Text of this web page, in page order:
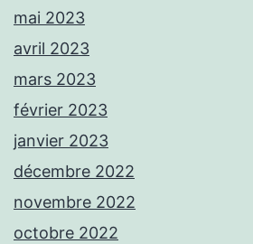
mai 2023
avril 2023
mars 2023
février 2023
janvier 2023
décembre 2022
novembre 2022
octobre 2022